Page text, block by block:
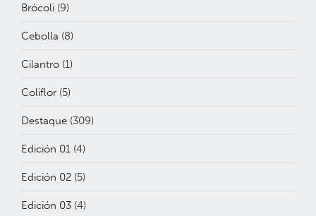
Brócoli (9)
Cebolla (8)
Cilantro (1)
Coliflor (5)
Destaque (309)
Edición 01 (4)
Edición 02 (5)
Edición 03 (4)